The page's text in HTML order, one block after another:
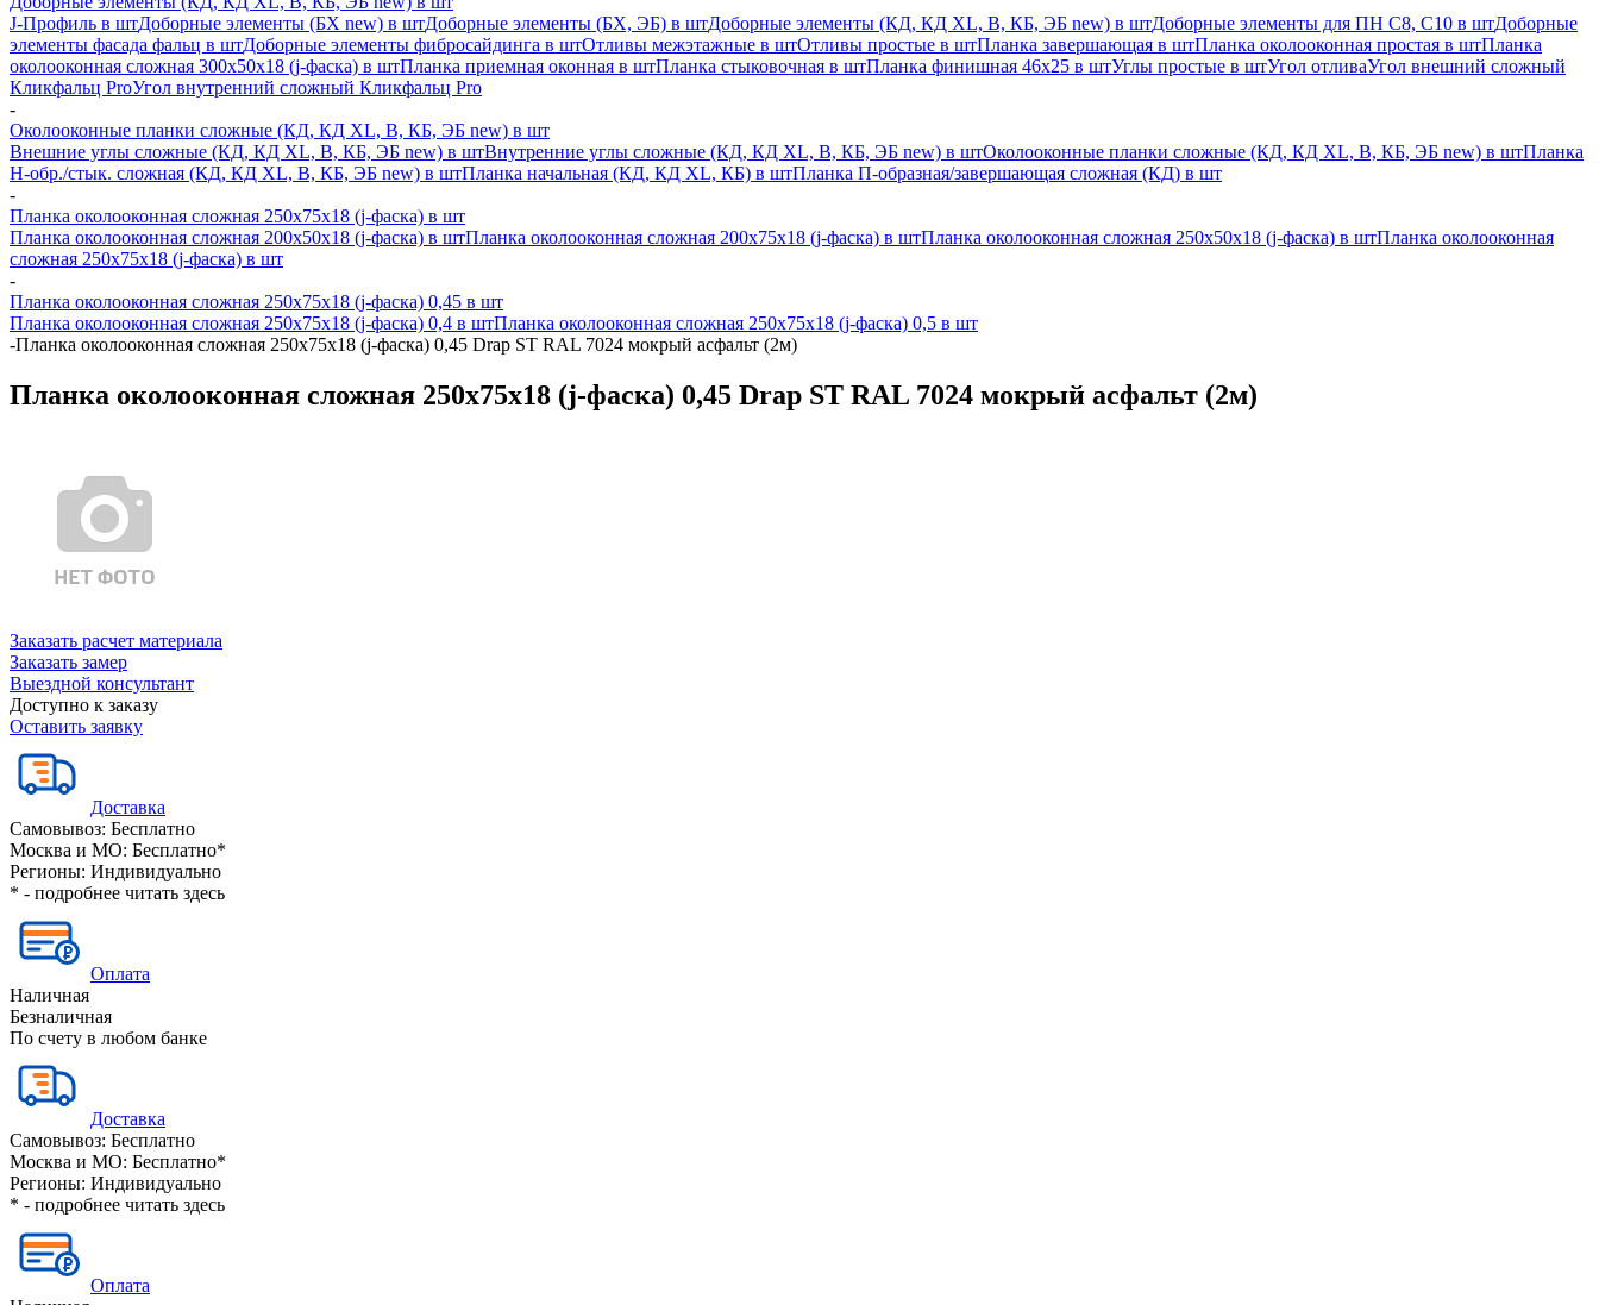
J-Профиль в штДоборные элементы (БХ new) в штДоборные элементы (БХ, ЭБ) в штДоборные элементы (КД, КД XL, В, КБ, ЭБ new) в штДоборные элементы для ПН С8, С10 в штДоборные
элементы фасада фальц в штДоборные элементы фибросайдинга в штОтливы межэтажные в штОтливы простые в штПланка завершающая в штПланка околооконная простая в штПланка
околооконная сложная 300х50х18 (j-фаска) в штПланка приемная оконная в штПланка стыковочная в штПланка финишная 46х25 в штУглы простые в штУгол отливаУгол внешний сложный
Кликфальц ProУгол внутренний сложный Кликфальц Pro
-
Околооконные планки сложные (КД, КД XL, В, КБ, ЭБ new) в шт
Внешние углы сложные (КД, КД XL, В, КБ, ЭБ new) в штВнутренние углы сложные (КД, КД XL, В, КБ, ЭБ new) в штОколооконные планки сложные (КД, КД XL, В, КБ, ЭБ new) в штПланка
H-обр./стык. сложная (КД, КД XL, В, КБ, ЭБ new) в штПланка начальная (КД, КД XL, КБ) в штПланка П-образная/завершающая сложная (КД) в шт
-
Планка околооконная сложная 250х75х18 (j-фаска) в шт
Планка околооконная сложная 200х50х18 (j-фаска) в штПланка околооконная сложная 200х75х18 (j-фаска) в штПланка околооконная сложная 250х50х18 (j-фаска) в штПланка околооконная
сложная 250х75х18 (j-фаска) в шт
-
Планка околооконная сложная 250х75х18 (j-фаска) 0,45 в шт
Планка околооконная сложная 250х75х18 (j-фаска) 0,4 в штПланка околооконная сложная 250х75х18 (j-фаска) 0,5 в шт
-Планка околооконная сложная 250х75х18 (j-фаска) 0,45 Drap ST RAL 7024 мокрый асфальт (2м)
Планка околооконная сложная 250х75х18 (j-фаска) 0,45 Drap ST RAL 7024 мокрый асфальт (2м)
Заказать расчет материала
Заказать замер
Выездной консультант
Доступно к заказу
Оставить заявку
Доставка
Самовывоз: Бесплатно
Москва и МО: Бесплатно*
Регионы: Индивидуально
* - подробнее читать здесь
Оплата
Наличная
Безналичная
По счету в любом банке
Доставка
Самовывоз: Бесплатно
Москва и МО: Бесплатно*
Регионы: Индивидуально
* - подробнее читать здесь
Оплата